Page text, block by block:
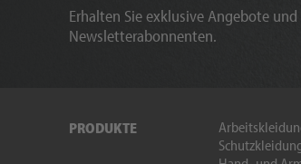
Erhalten Sie exklusive Angebote
Newsletterabonnenten.
PRODUKTE